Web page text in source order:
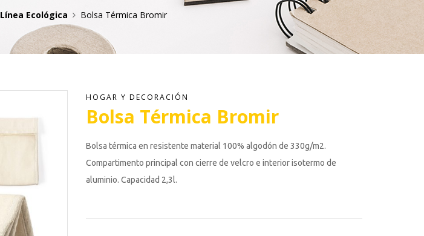
Línea Ecológica Bolsa Térmica Bromir
HOGAR Y DECORACIÓN
Bolsa Térmica Bromir
Bolsa térmica en resistente material 100% algodón de 330g/m2.
Compartimento principal con cierre de velcro e interior isotermo de
aluminio. Capacidad 2,3l.